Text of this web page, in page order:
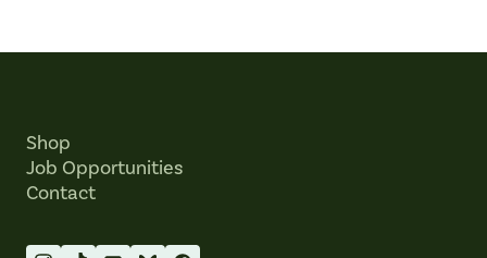
Shop
Job Opportunities
Contact